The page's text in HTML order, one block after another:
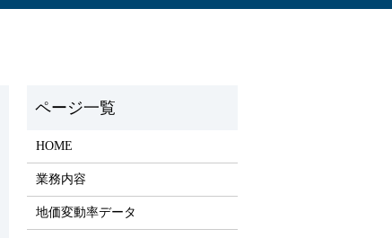
HOME
業務内容
地価変動率データ